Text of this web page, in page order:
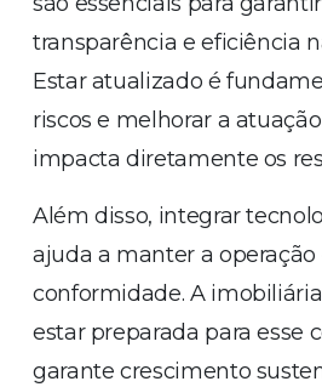
transparência e eficiência
Estar atualizado é
riscos e melhorar a
impacta diretamente os
Além disso, integrar
ajuda a manter a
conformidade. A
estar preparada para esse
garante crescimento